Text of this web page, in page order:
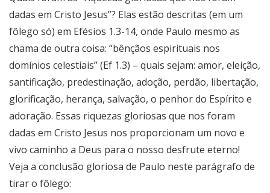
dadas em Cristo Jesus”? Elas estão descritas (em um
fôlego só) em Efésios 1.3-14, onde Paulo mesmo as
chama de outra coisa: “bênçãos espirituais nos
domínios celestiais” (Ef 1.3) – quais sejam: amor, eleição,
santificação, predestinação, adoção, perdão, libertação,
glorificação, herança, salvação, o penhor do Espírito e
adoração. Essas riquezas gloriosas que nos foram
dadas em Cristo Jesus nos proporcionam um novo e
vivo caminho a Deus para o nosso desfrute eterno!
Veja a conclusão gloriosa de Paulo neste parágrafo de
tirar o fôlego: